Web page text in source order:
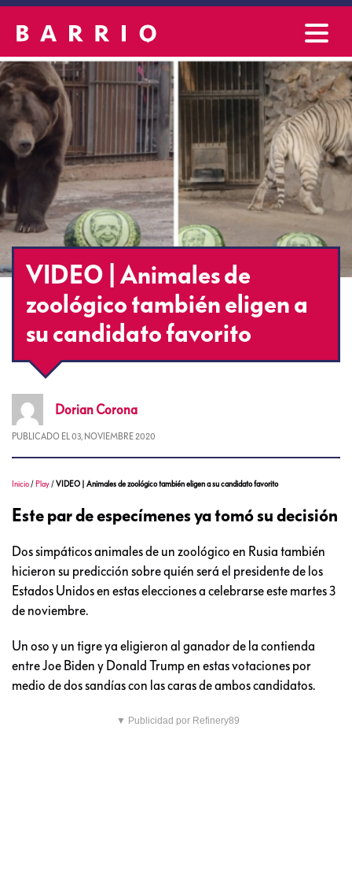
VIDEO | Animales de
zoológico también eligen a
su candidato favorito
Dorian Corona
PUBLICADO EL 03, NOVIEMBRE 2020
Inicio / Play /VIDEO | Animales de zoológico también eligen a su candidato favorito
Este par de especímenes ya tomó su decisión
Dos simpáticos animales de un zoológico en Rusia también
hicieron su predicción sobre quién será el presidente de los
Estados Unidos en estas elecciones a celebrarse este martes 3
de noviembre.
Un oso y un tigre ya eligieron al ganador de la contienda
entre Joe Biden y Donald Trump en estas votaciones por
medio de dos sandías con las caras de ambos candidatos.
▼ Publicidad por Refinery89